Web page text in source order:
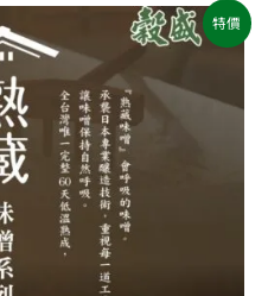
特價